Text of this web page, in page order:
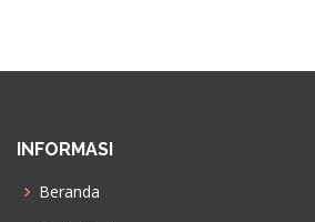
INFORMASI
Beranda